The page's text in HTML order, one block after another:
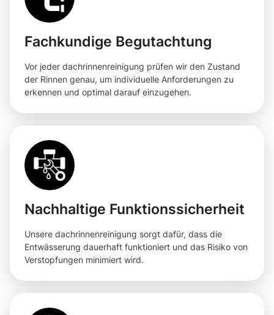
Fachkundige Begutachtung
Vor jeder dachrinnenreinigung prüfen wir den Zustand
der Rinnen genau, um individuelle Anforderungen zu
erkennen und optimal darauf einzugehen.
Nachhaltige Funktionssicherheit
Unsere dachrinnenreinigung sorgt dafür, dass die
Entwässerung dauerhaft funktioniert und das Risiko von
Verstopfungen minimiert wird.